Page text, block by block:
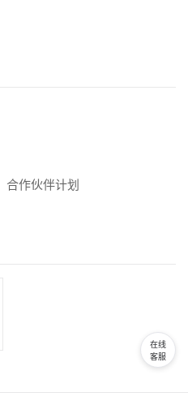
合作伙伴计划
在线
客服